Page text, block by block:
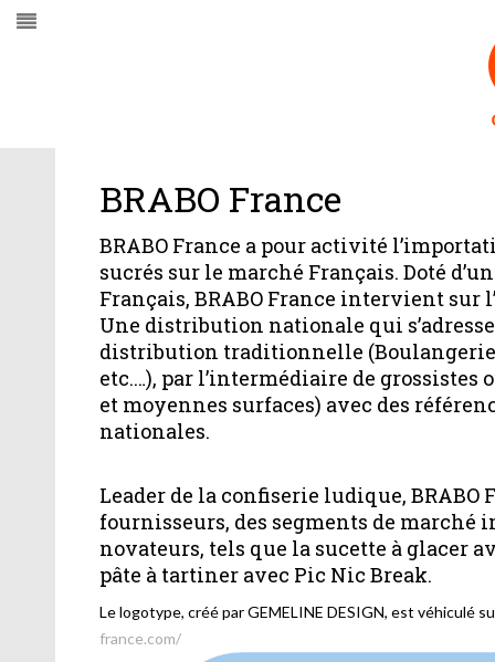
BRABO France
BRABO France a pour activité
sucrés sur le marché Français. Doté
Français, BRABO France intervient sur
Une distribution nationale qui
distribution traditionnelle
etc.…), par l’intermédiaire de grossistes
et moyennes surfaces) avec des
nationales.
Leader de la confiserie ludique,
fournisseurs, des segments de marché
novateurs, tels que la sucette à glacer
pâte à tartiner avec Pic Nic Break.
Le logotype, créé par GEMELINE DESIGN, est véhiculé
france.com/